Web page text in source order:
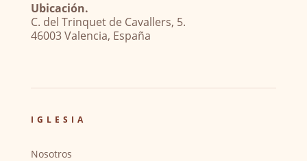
Ubicación.
C. del Trinquet de Cavallers, 5.
46003 Valencia, España
IGLESIA
Nosotros